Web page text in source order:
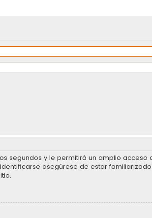
segundos y le permitirá un amplio acceso
asegúrese de estar